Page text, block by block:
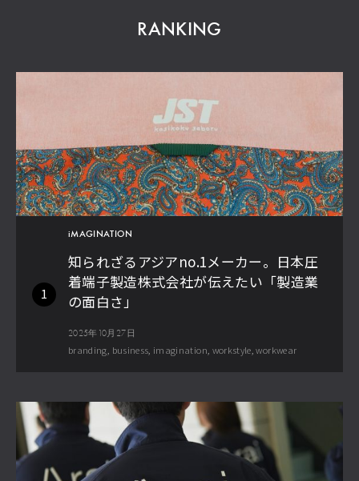
RANKING
1
iMAGINATION
知られざるアジアno.1メーカー。日本圧
着端子製造株式会社が伝えたい「製造業
の面白さ」
2025年10月27日
branding business imagination workstyle workwear